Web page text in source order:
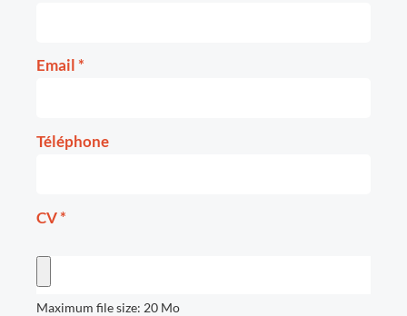
Email*
Téléphone
CV*
Maximum file size: 20 Mo